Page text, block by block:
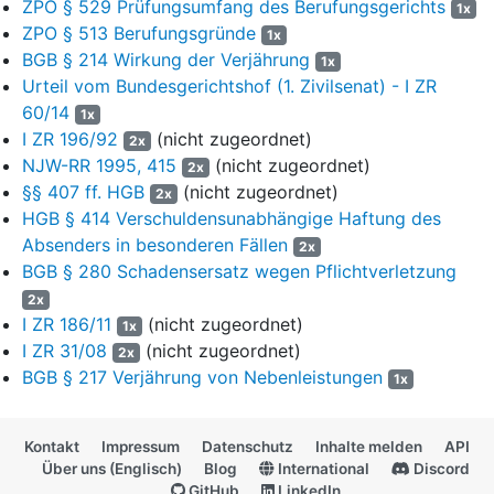
sich plötzlich die Verankerungen aus einer Holzwand und die
Anschlagmittel rissen heraus. Die Wand fiel hinab und
verursachte einen Schaden an einer Stromleitung, den die
Klägerin regulierte und im vorliegenden Verfahren von der
Beklagten i. H. v. € 10.138,59 nebst Zinsen in Höhe von fünf
Prozentpunkten über dem Basiszinssatz seit dem 14. April 2023
regressieren möchte.
Die Klägerin hat behauptet, das Anschlagen der Last sei Aufgabe
der Mitarbeiter der Beklagten gewesen. Diese hätten grob
fahrlässig die Prüfung unterlassen, ob das Lastaufnahmemittel,
d.h. die Bolzen, für die zu hebende Traglast geeignet gewesen
sei. Sie hätten in dem Bewusstsein agiert und gehandelt, dass
ein Schaden eintreten werde bzw. mangels ausreichend
dimensionierter Anschlagmittel eintreten könnte.
Die Beklagte ist durch ihr am 15. April 2024 zugestellte
sie mit Teil-Versäumnisurteil vom 10. Mai 2024 antragsgemäß
zur Zahlung verurteilt.
ZPO § 529 Prüfungsumfang des Berufungsgerichts 1x
ZPO § 513 Berufungsgründe 1x
BGB § 214 Wirkung der Verjährung 1x
Urteil vom Bundesgerichtshof (1. Zivilsenat) - I ZR
60/14
1x
I ZR 196/92 2x (nicht zugeordnet)
NJW-RR 1995, 415
2x (nicht zugeordnet)
§§ 407 ff. HGB
2x (nicht zugeordnet)
HGB § 414 Verschuldensunabhängige Haftung des
Absenders in besonderen Fällen
2x
BGB § 280 Schadensersatz wegen Pflichtverletzung
2x
I ZR 186/11 1x (nicht zugeordnet)
I ZR 31/08
2x (nicht zugeordnet)
BGB § 217 Verjährung von Nebenleistungen
1x
Kontakt Impressum Datenschutz Inhalte melden
API
Über uns (Englisch)
Blog International
Discord
GitHub
LinkedIn